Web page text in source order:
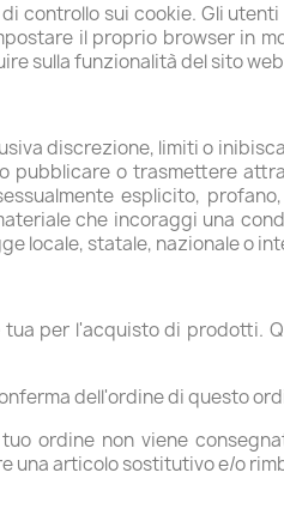
controllo sui cookie. Gli
il proprio browser in
sulla funzionalità del sito
discrezione, limiti o
o trasmettere
esplicito,
che incoraggi una
locale, statale, nazionale o
per l'acquisto di prodotti.
dell'ordine di questo
ordine non viene
una articolo sostitutivo e/o